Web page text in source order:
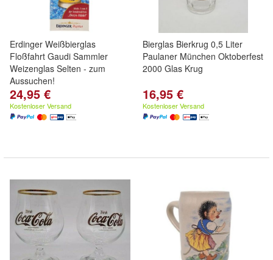
Erdinger Weißbierglas
Floßfahrt Gaudi Sammler
Weizenglas Selten - zum
Aussuchen!
24,95 €
Kostenloser Versand
Bierglas Bierkrug 0,5 Liter
Paulaner München Oktoberfest
2000 Glas Krug
16,95 €
Kostenloser Versand